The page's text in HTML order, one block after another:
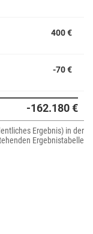
400 €
-70 €
-162.180 €
Ergebnis) in der
Ergebnistabelle